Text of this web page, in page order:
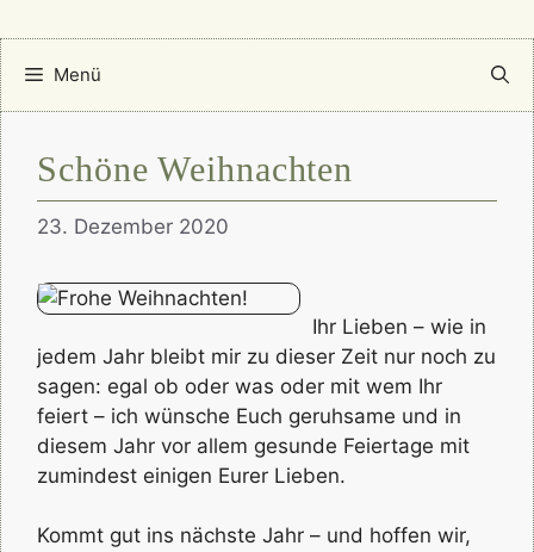
Menü
Schöne Weihnachten
23. Dezember 2020
Ihr Lieben – wie in
jedem Jahr bleibt mir zu dieser Zeit nur noch zu
sagen: egal ob oder was oder mit wem Ihr
feiert – ich wünsche Euch geruhsame und in
diesem Jahr vor allem gesunde Feiertage mit
zumindest einigen Eurer Lieben.
Kommt gut ins nächste Jahr – und hoffen wir,